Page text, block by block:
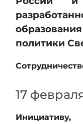
политики
17